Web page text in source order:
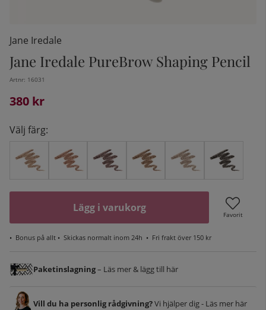
Jane Iredale
Jane Iredale PureBrow Shaping Pencil
Artnr: 16031
380 kr
Välj färg:
Lägg i varukorg
Favorit
• Bonus på allt • Skickas normalt inom 24h • Fri frakt över 150 kr
Paketinslagning– Läs mer & lägg till här
Vill du ha personlig rådgivning?Vi hjälper dig - Läs mer här